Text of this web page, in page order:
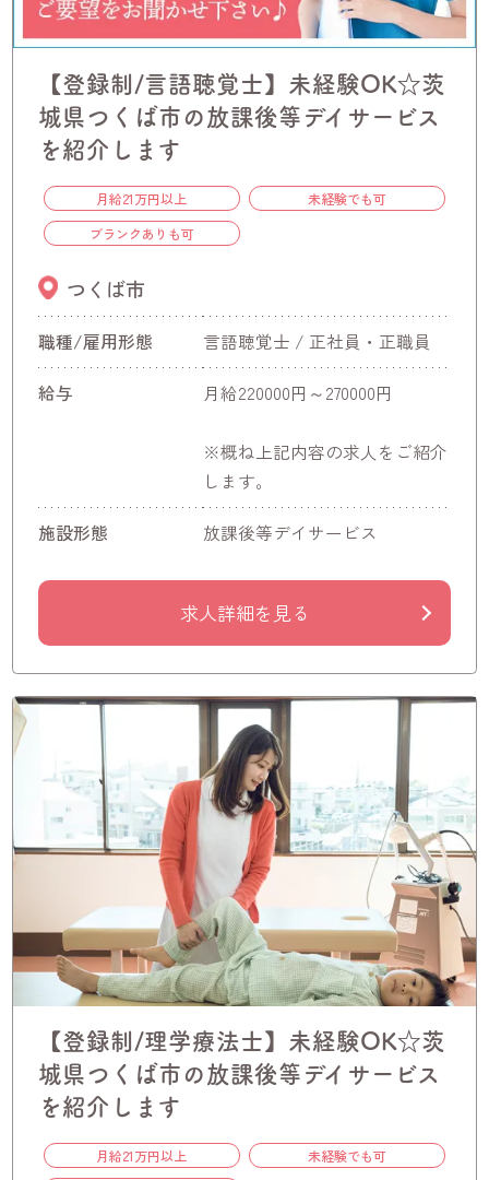
【登録制/言語聴覚士】未経験OK☆茨
城県つくば市の放課後等デイサービス
を紹介します
月給21万円以上
未経験でも可
ブランクありも可
つくば市
職種/雇用形態 言語聴覚士 / 正社員・正職員
給与 月給220000円～270000円
※概ね上記内容の求人をご紹介
します。
施設形態 放課後等デイサービス
求人詳細を見る
【登録制/理学療法士】未経験OK☆茨
城県つくば市の放課後等デイサービス
を紹介します
月給21万円以上
未経験でも可